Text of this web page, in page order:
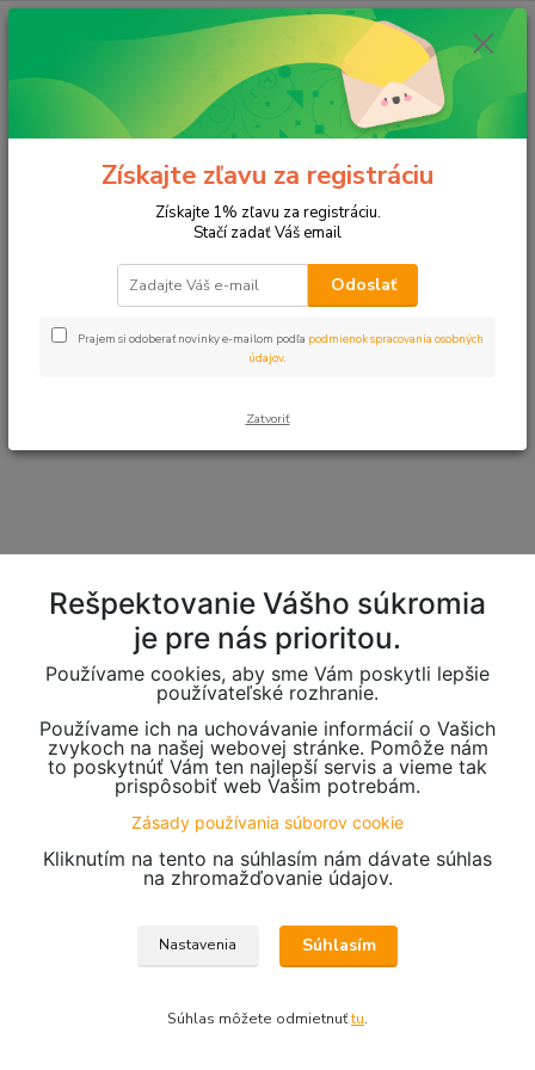
E-shop momentálne prechádza úpravami.
Čoskoro sa vrátime. Ďakujeme za
pochopenie.
Získajte zľavu za registráciu
Získajte 1% zľavu za registráciu.
Stačí zadať Váš email
Odoslať
Prajem si odoberať novinky e-mailom podľa podmienok spracovania osobných
údajov.
Zatvoriť
Rešpektovanie Vášho súkromia
je pre nás prioritou.
Používame cookies, aby sme Vám poskytli lepšie
používateľské rozhranie.
Používame ich na uchovávanie informácií o Vašich
zvykoch na našej webovej stránke. Pomôže nám
to poskytnúť Vám ten najlepší servis a vieme tak
prispôsobiť web Vašim potrebám.
Zásady používania súborov cookie
Kliknutím na tento na súhlasím nám dávate súhlas
na zhromažďovanie údajov.
Nastavenia Súhlasím
Súhlas môžete odmietnuťtu.